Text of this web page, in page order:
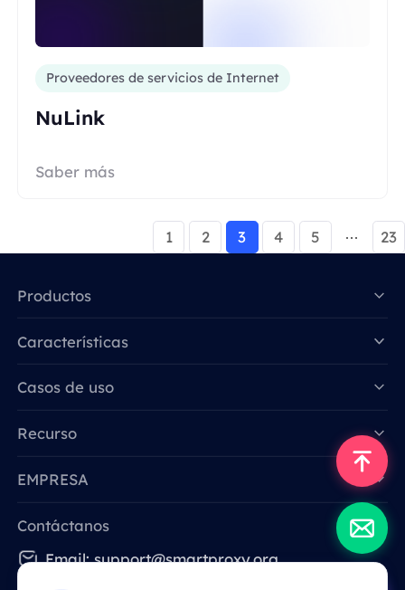
Proveedores de servicios de Internet
NuLink
Saber más
1 2 3 4 5 23
Productos
Características
Casos de uso
Recurso
EMPRESA
Contáctanos
Email: support@smartproxy.org